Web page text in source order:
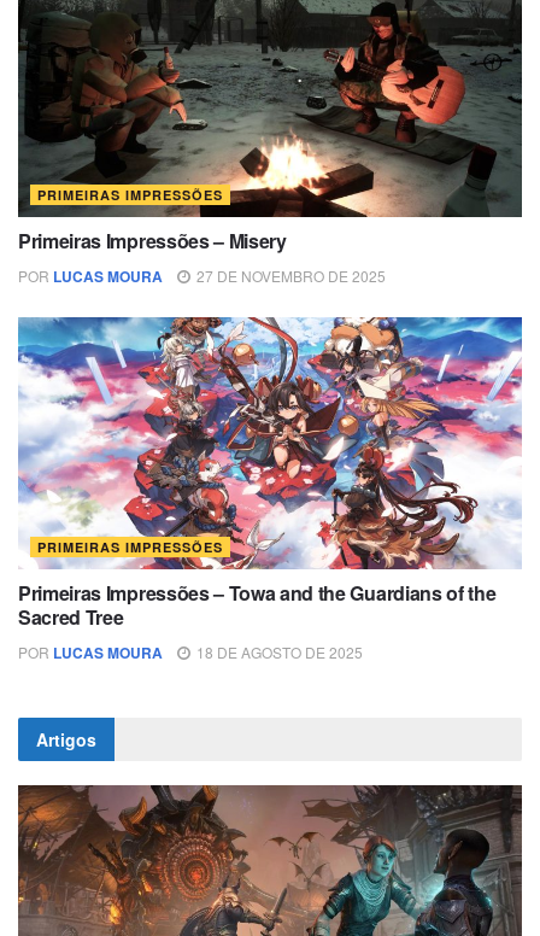
PRIMEIRAS IMPRESSÕES
Primeiras Impressões – Misery
POR LUCAS MOURA 27 DE NOVEMBRO DE 2025
PRIMEIRAS IMPRESSÕES
Primeiras Impressões – Towa and the Guardians of the
Sacred Tree
POR LUCAS MOURA 18 DE AGOSTO DE 2025
Artigos